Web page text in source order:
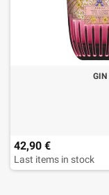
42,90 €
Last items in stock